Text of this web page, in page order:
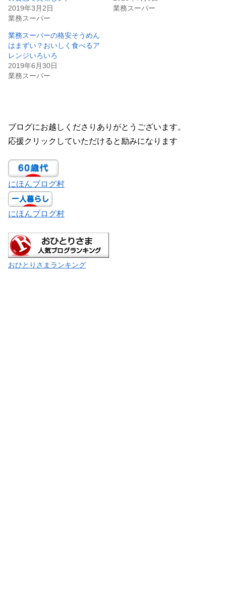
2019年3月2日
業務スーパー
業務スーパー
業務スーパーの格安そうめん
はまずい？おいしく食べるア
レンジいろいろ
2019年6月30日
業務スーパー
ブログにお越しくださりありがとうございます。
応援クリックしていただけると励みになります
にほんブログ村
にほんブログ村
おひとりさまランキング